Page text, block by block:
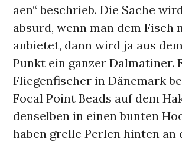
aen“ beschrieb. Die Sache
absurd, wenn man dem Fisch
anbietet, dann wird ja aus
Punkt ein ganzer Dalmatiner.
Fliegenfischer in Dänemark
Focal Point Beads auf dem
denselben in einen bunten
haben grelle Perlen hinten an